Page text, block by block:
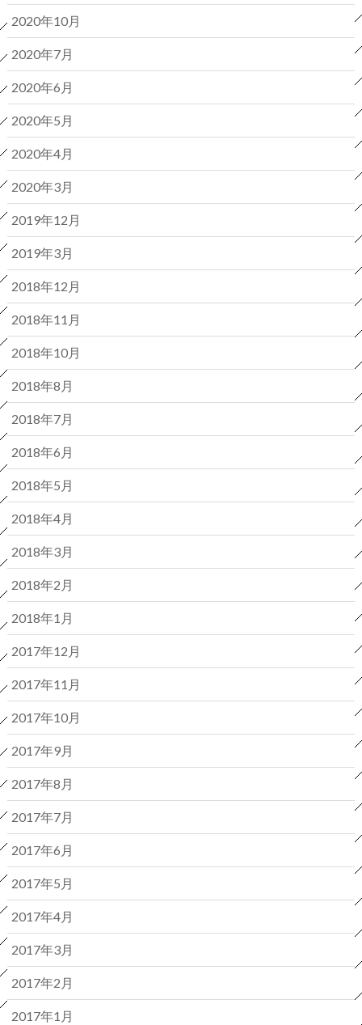
2020年10月
2020年7月
2020年6月
2020年5月
2020年4月
2020年3月
2019年12月
2019年3月
2018年12月
2018年11月
2018年10月
2018年8月
2018年7月
2018年6月
2018年5月
2018年4月
2018年3月
2018年2月
2018年1月
2017年12月
2017年11月
2017年10月
2017年9月
2017年8月
2017年7月
2017年6月
2017年5月
2017年4月
2017年3月
2017年2月
2017年1月